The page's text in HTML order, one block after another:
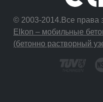
© 2003-2014.Все
Elkon – мобильные
(бетонно растворный